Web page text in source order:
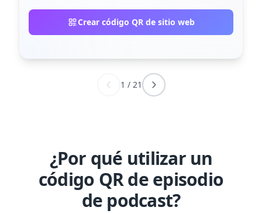
Crear código QR de sitio web
1 / 21
¿Por qué utilizar un
código QR de episodio
de podcast?